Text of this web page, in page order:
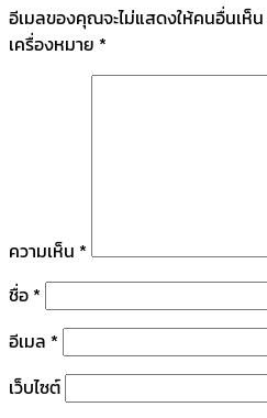
อีเมลของคุณจะไม่แสดงให้คนอื่นเห็น
เครื่องหมาย *
ความเห็น *
ชื่อ *
อีเมล *
เว็บไซต์